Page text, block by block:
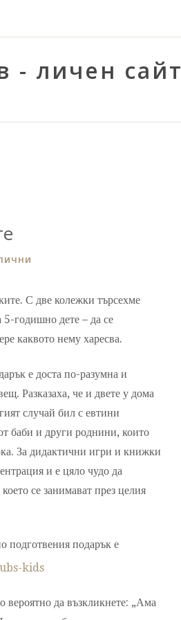
- личен сайт
С две колежки търсехме
5-годишно дете – да се
каквото нему харесва.
е доста по-разумна и
Разказаха, че и двете у дома
случай бил с евтини
баби и други роднини, които
За дидактични игри и книжки
и е цяло чудо да
се занимават през целия
подготвения подарък е
вероятно да възкликнете: „Ама